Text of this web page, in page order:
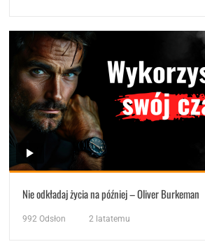
Nie odkładaj życia na później – Oliver Burkeman
992 Odsłon 2 latatemu